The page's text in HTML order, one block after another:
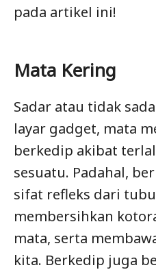
pada artikel ini!
Mata Kering
Sadar atau tidak
layar gadget, mata
berkedip akibat
sesuatu. Padahal,
sifat refleks dari
membersihkan
mata, serta
kita. Berkedip juga